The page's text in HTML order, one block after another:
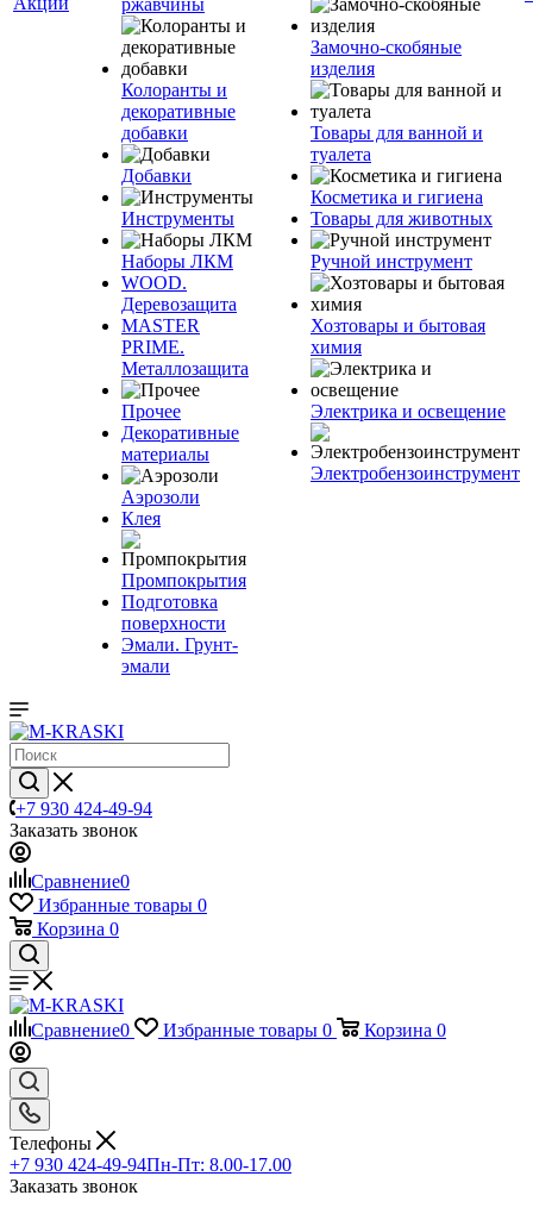
ржавчины
Колоранты и
декоративные
добавки
Добавки
Инструменты
Наборы ЛКМ
WOOD.
Деревозащита
MASTER
PRIME.
Металлозащита
Прочее
Декоративные
материалы
Аэрозоли
Клея
Промпокрытия
Подготовка
поверхности
Эмали. Грунт-
эмали
Замочно-скобяные
изделия
Товары для ванной и
туалета
Косметика и гигиена
Товары для животных
Ручной инструмент
Хозтовары и бытовая
химия
Электрика и освещение
Электробензоинструмент
+7 930 424-49-94
Заказать звонок
Сравнение0
Избранные товары 0
Корзина 0
Сравнение0 Избранные товары 0 Корзина 0
Телефоны
+7 930 424-49-94Пн-Пт: 8.00-17.00
Заказать звонок